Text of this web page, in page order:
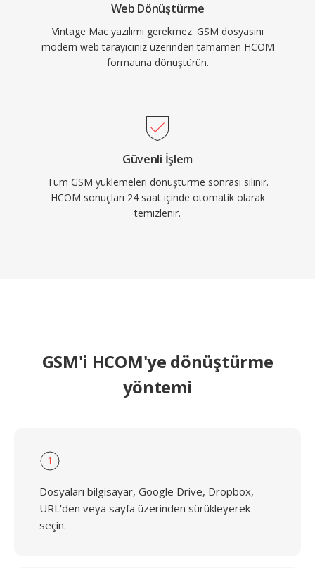
Web Dönüştürme
Vintage Mac yazılımı gerekmez. GSM dosyasını
modern web tarayıcınız üzerinden tamamen HCOM
formatına dönüştürün.
Güvenli İşlem
Tüm GSM yüklemeleri dönüştürme sonrası silinir.
HCOM sonuçları 24 saat içinde otomatik olarak
temizlenir.
GSM'i HCOM'ye dönüştürme
yöntemi
1
Dosyaları bilgisayar, Google Drive, Dropbox,
URL'den veya sayfa üzerinden sürükleyerek
seçin.